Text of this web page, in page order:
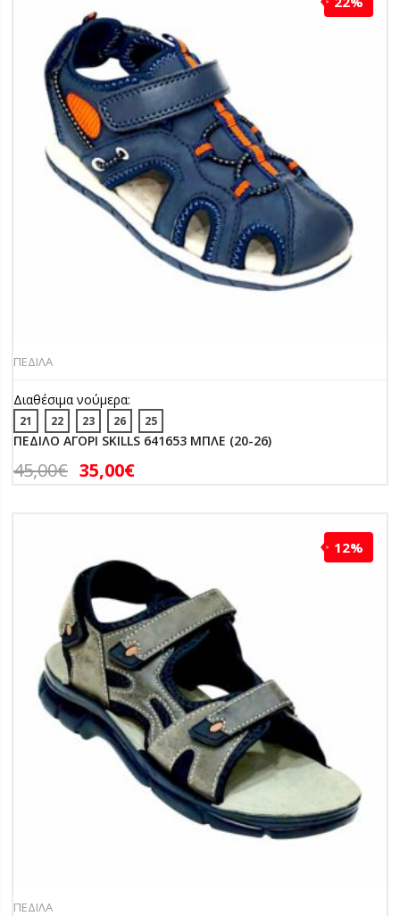
ΠΕΔΙΛΑ
Διαθέσιμα νούμερα:
21 22 23 26 25
ΠΕΔΙΛΟ ΑΓΟΡΙ SKILLS 641653 ΜΠΛΕ (20-26)
45,00€ 35,00€
12%
ΠΕΔΙΛΑ